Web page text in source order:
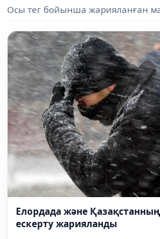
Осы тег бойынша жарияланған
Елордада және
ескерту жарияланды